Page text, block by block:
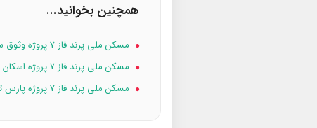
همچنین بخوانید...
مسکن ملی پرند فاز ۷ پروژه وثوق ساخت
مسکن ملی پرند فاز ۷ پروژه اسکان سازان پردیس
مسکن ملی پرند فاز ۷ پروژه پارس تابلو